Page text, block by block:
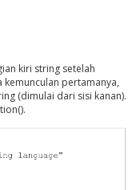
kiri string setelah
pertamanya,
(dimulai dari sisi kanan).